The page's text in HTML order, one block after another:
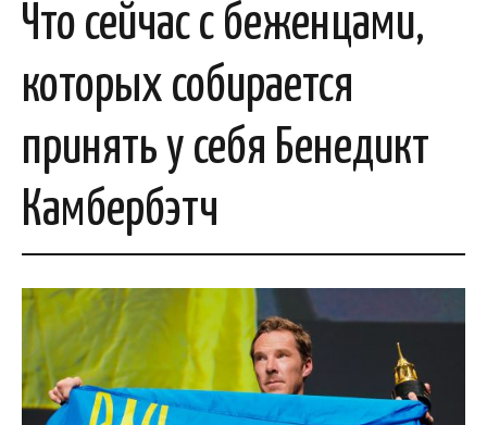
Что сейчас с беженцами,
которых собирается
принять у себя Бенедикт
Камбербэтч